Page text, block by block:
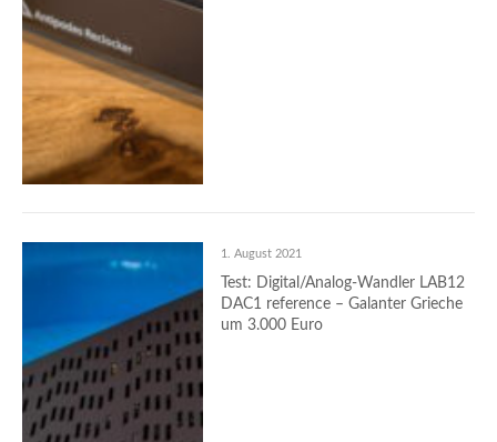
1. August 2021
Test: Digital/Analog-Wandler LAB12
DAC1 reference – Galanter Grieche
um 3.000 Euro